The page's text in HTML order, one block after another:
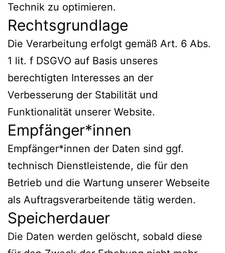
Technik zu optimieren.
Rechtsgrundlage
Die Verarbeitung erfolgt gemäß Art. 6 Abs.
1 lit. f DSGVO auf Basis unseres
berechtigten Interesses an der
Verbesserung der Stabilität und
Funktionalität unserer Website.
Empfänger*innen
Empfänger*innen der Daten sind ggf.
technisch Dienstleistende, die für den
Betrieb und die Wartung unserer Webseite
als Auftragsverarbeitende tätig werden.
Speicherdauer
Die Daten werden gelöscht, sobald diese